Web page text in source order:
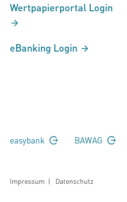
Wertpapierportal Login
eBanking Login
easybank BAWAG
Impressum | Datenschutz